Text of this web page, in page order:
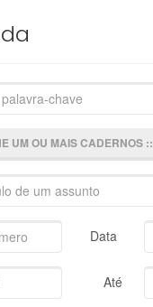
UM OU MAIS CADERNOS ::
Data
Até